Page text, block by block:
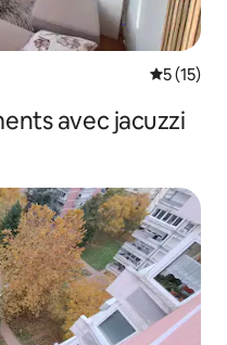
5 (15)
avec jacuzzi